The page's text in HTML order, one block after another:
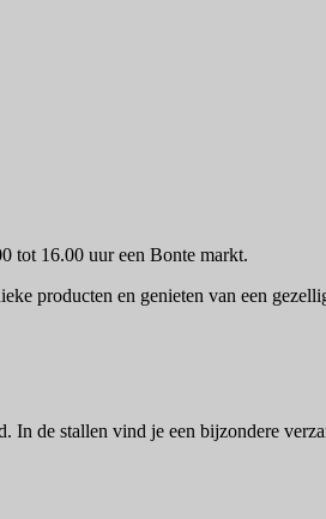
tot 16.00 uur een Bonte markt.
producten en genieten van een
de stallen vind je een bijzondere